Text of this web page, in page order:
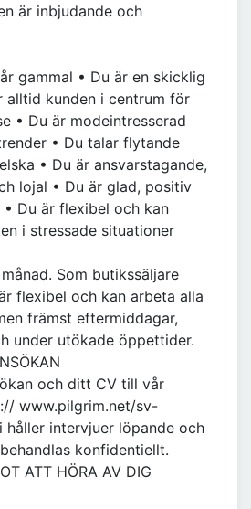
är inbjudande och
gammal • Du är en skicklig
alltid kunden i centrum för
• Du är modeintresserad
• Du talar flytande
• Du är ansvarstagande,
lojal • Du är glad, positiv
Du är flexibel och kan
i stressade situationer
Som butikssäljare
flexibel och kan arbeta alla
främst eftermiddagar,
under utökade öppettider.
och ditt CV till vår
www.pilgrim.net/sv-
håller intervjuer löpande och
konfidentiellt.
ATT HÖRA AV DIG